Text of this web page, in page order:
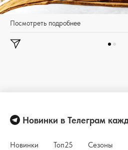
Посмотреть подробнее
Новинки в Телеграм
Новинки Топ25 Сезоны